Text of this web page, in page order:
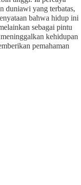
duniawi yang terbatas,
bahwa hidup ini
sebagai pintu
kehidupan
pemahaman